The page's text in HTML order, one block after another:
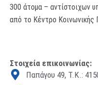
300 άτομα – αντίστοιχων
από το Κέντρο Κοινωνικής
Στοιχεία επικοινωνίας:
Παπάγου 49, Τ.Κ.: